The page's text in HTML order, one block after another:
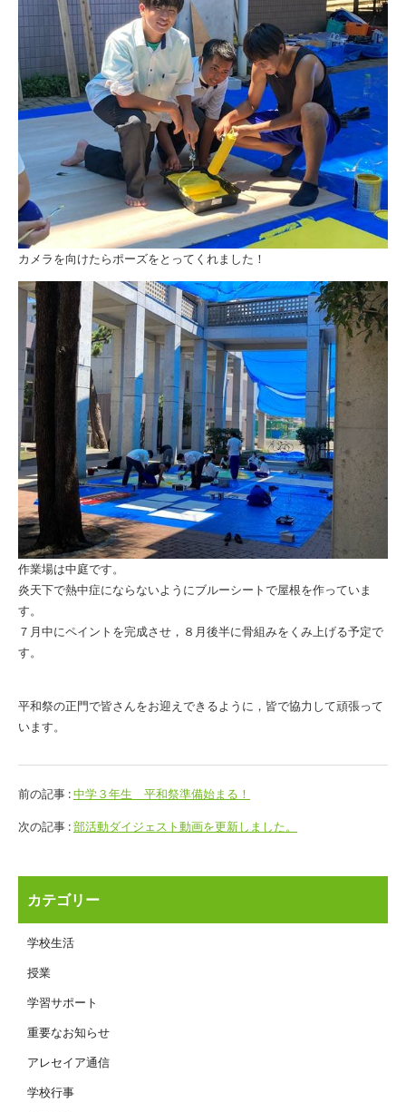
カメラを向けたらポーズをとってくれました！
作業場は中庭です。
炎天下で熱中症にならないようにブルーシートで屋根を作っていま
す。
７月中にペイントを完成させ，８月後半に骨組みをくみ上げる予定で
す。
平和祭の正門で皆さんをお迎えできるように，皆で協力して頑張って
います。
前の記事 :中学３年生 平和祭準備始まる！
次の記事 :部活動ダイジェスト動画を更新しました。
カテゴリー
学校生活
授業
学習サポート
重要なお知らせ
アレセイア通信
学校行事